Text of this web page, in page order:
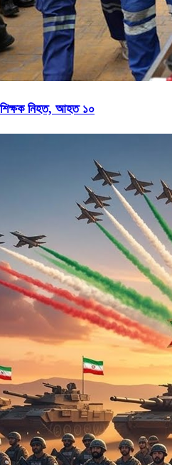
শিক্ষক নিহত, আহত ১০